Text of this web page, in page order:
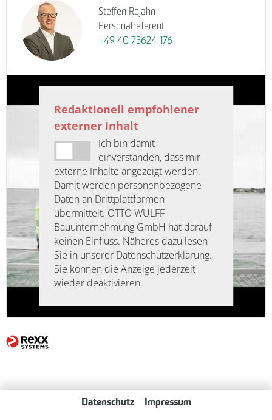
Steffen Rojahn
Personalreferent
+49 40 73624-176
Redaktionell empfohlener
externer Inhalt
Ich bin damit
einverstanden, dass mir
externe Inhalte angezeigt werden.
Damit werden personenbezogene
Daten an Drittplattformen
übermittelt. OTTO WULFF
Bauunternehmung GmbH hat darauf
keinen Einfluss. Näheres dazu lesen
Sie in unserer Datenschutzerklärung.
Sie können die Anzeige jederzeit
wieder deaktivieren.
Datenschutz Impressum